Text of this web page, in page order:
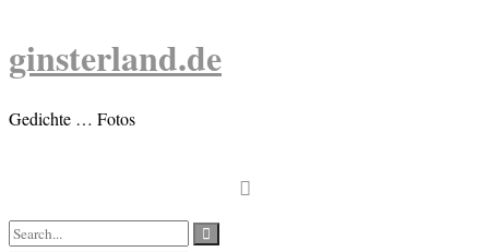
content
ginsterland.de
Gedichte … Fotos